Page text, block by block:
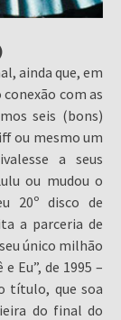
ainda que, em
com as
seis (bons)
ou mesmo um
a seus
ou mudou o
20º disco de
a parceria de
único milhão
Eu”, de 1995 –
título, que soa
do final do